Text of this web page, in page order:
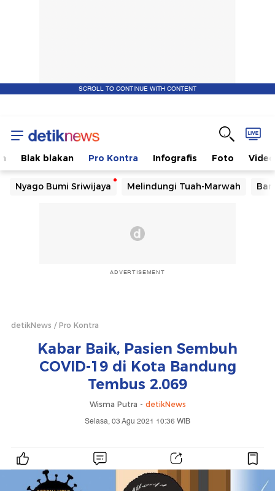
SCROLL TO CONTINUE WITH CONTENT
Blak blakan Pro Kontra Infografis Foto Video
Nyago Bumi Sriwijaya Melindungi Tuah-Marwah
ADVERTISEMENT
detikNews Pro Kontra
Kabar Baik, Pasien Sembuh
COVID-19 di Kota Bandung
Tembus 2.069
Wisma Putra - detikNews
Selasa, 03 Agu 2021 10:36 WIB